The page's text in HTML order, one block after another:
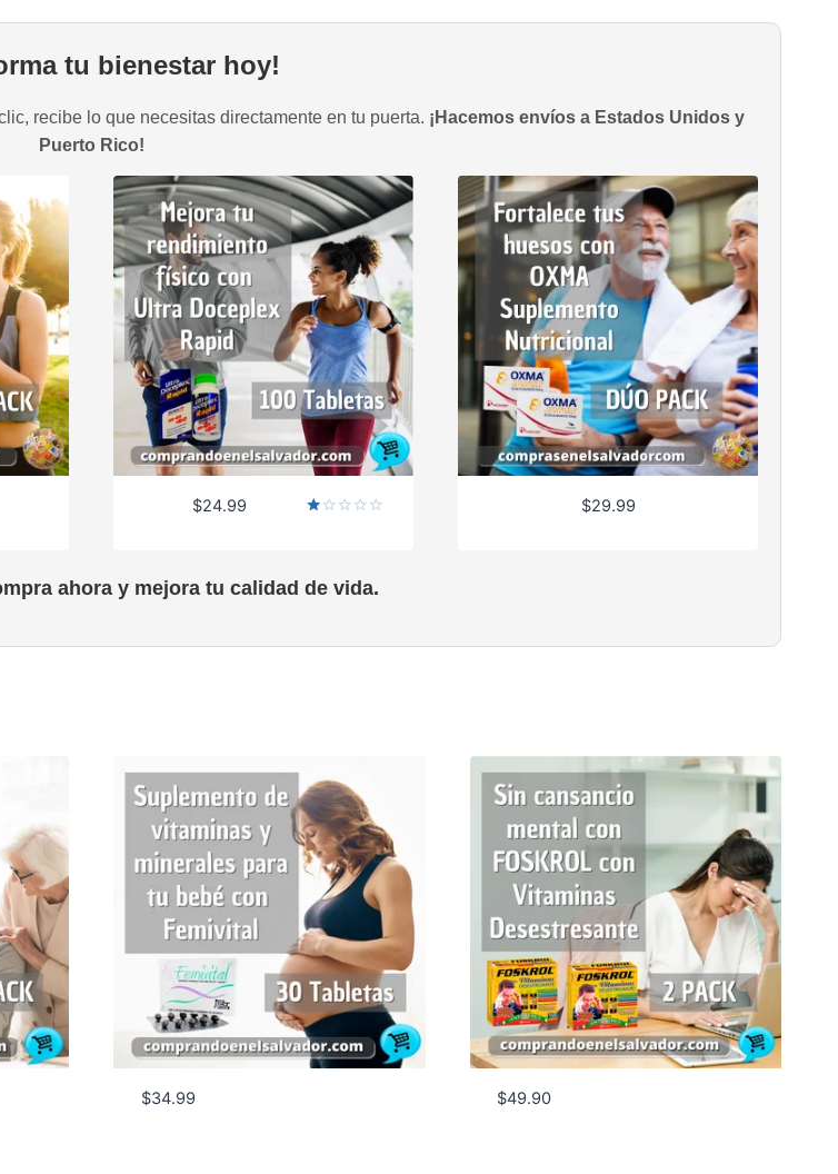
tu bienestar hoy!
recibe lo que necesitas directamente en tu puerta. ¡Hacemos envíos a Estados Unidos y
Puerto Rico!
5
$24.99 $29.99
ahora y mejora tu calidad de vida.
$34.99 $49.90